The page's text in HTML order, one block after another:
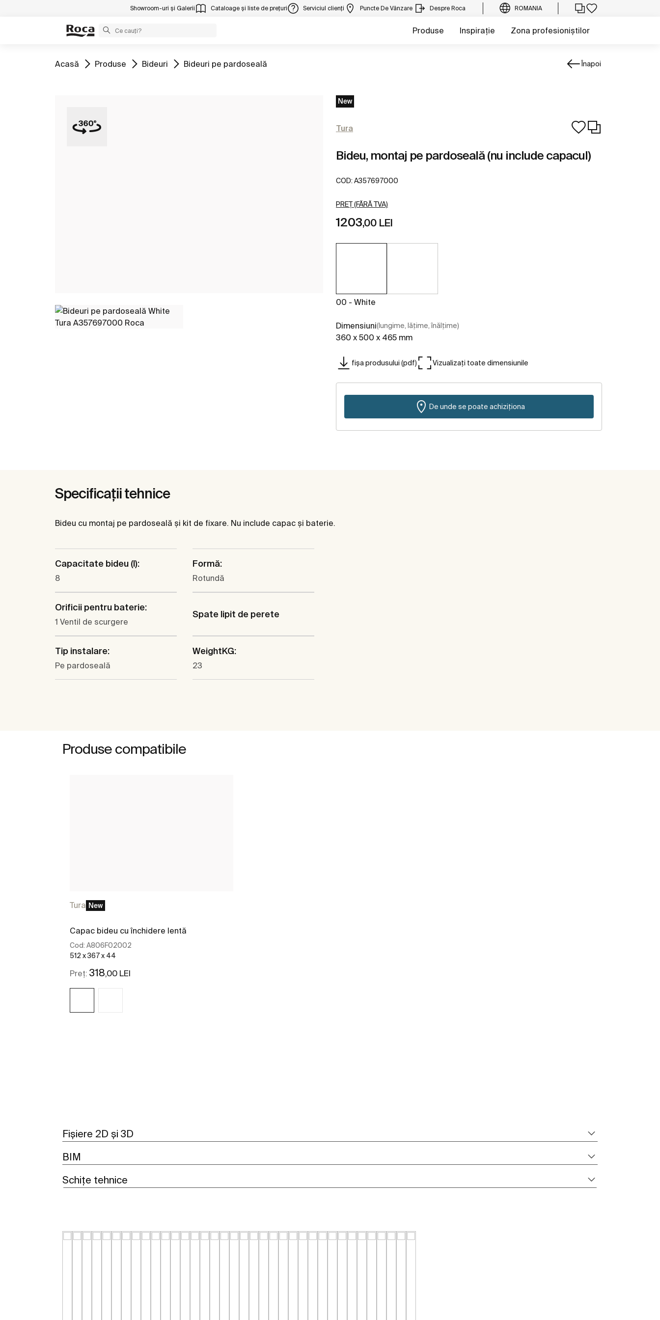
Showroom-uri și Galerii Cataloage și liste de prețuri Serviciul clienți Puncte De Vânzare Despre Roca ROMANIA
Produse Inspirație Zona profesioniștilor
Mergeți la
Acasă Mergeți la
Produse Mergeți la
Bideuri Mergeți la
Bideuri pe pardoseală Înapoi
New
Tura
Bideu, montaj pe pardoseală (nu include capacul)
COD: A357697000
PREȚ (FĂRĂ TVA)
1203,00 LEI
00 - White
Dimensiuni(lungime, lățime, înălțime)
360 x 500 x 465 mm
fișa produsului (pdf) Vizualizați toate dimensiunile
De unde se poate achiziționa
Specificații tehnice
Bideu cu montaj pe pardoseală și kit de fixare. Nu include capac și baterie.
Capacitate bideu (l):
8
Formă:
Rotundă
Orificii pentru baterie:
1 Ventil de scurgere
Spate lipit de perete
Tip instalare:
Pe pardoseală
WeightKG:
23
Produse compatibile
Tura New
Capac bideu cu închidere lentă
Cod: A806F02002
512 x 367 x 44
Preț: 318,00 LEI
Fișiere 2D și 3D
BIM
Schițe tehnice